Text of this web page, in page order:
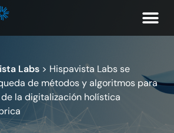
Labs > Hispavista Labs se
de métodos y algoritmos para
la digitalización holística